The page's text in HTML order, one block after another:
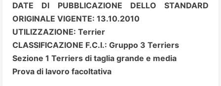
DATE DI PUBBLICAZIONE DELLO STANDARD
ORIGINALE VIGENTE: 13.10.2010
UTILIZZAZIONE: Terrier
CLASSIFICAZIONE F.C.I.: Gruppo 3 Terriers
Sezione 1 Terriers di taglia grande e media
Prova di lavoro facoltativa